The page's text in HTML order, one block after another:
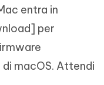
entra in
per
macOS. Attendi